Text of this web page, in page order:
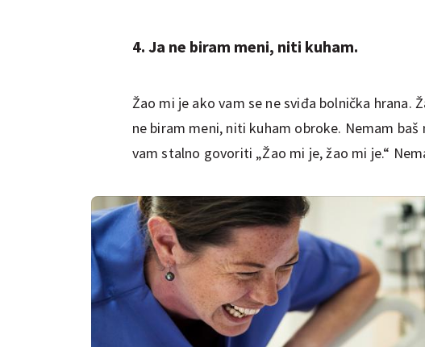
4. Ja ne biram meni, niti kuham.
Žao mi je ako vam se ne sviđa bolnička hrana.
ne biram meni, niti kuham obroke. Nemam
vam stalno govoriti „Žao mi je, žao mi je.“